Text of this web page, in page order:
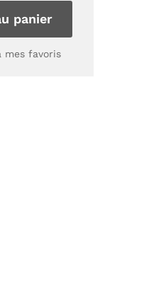
panier
mes favoris